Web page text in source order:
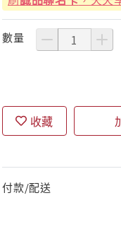
數量
收藏
付款/配送